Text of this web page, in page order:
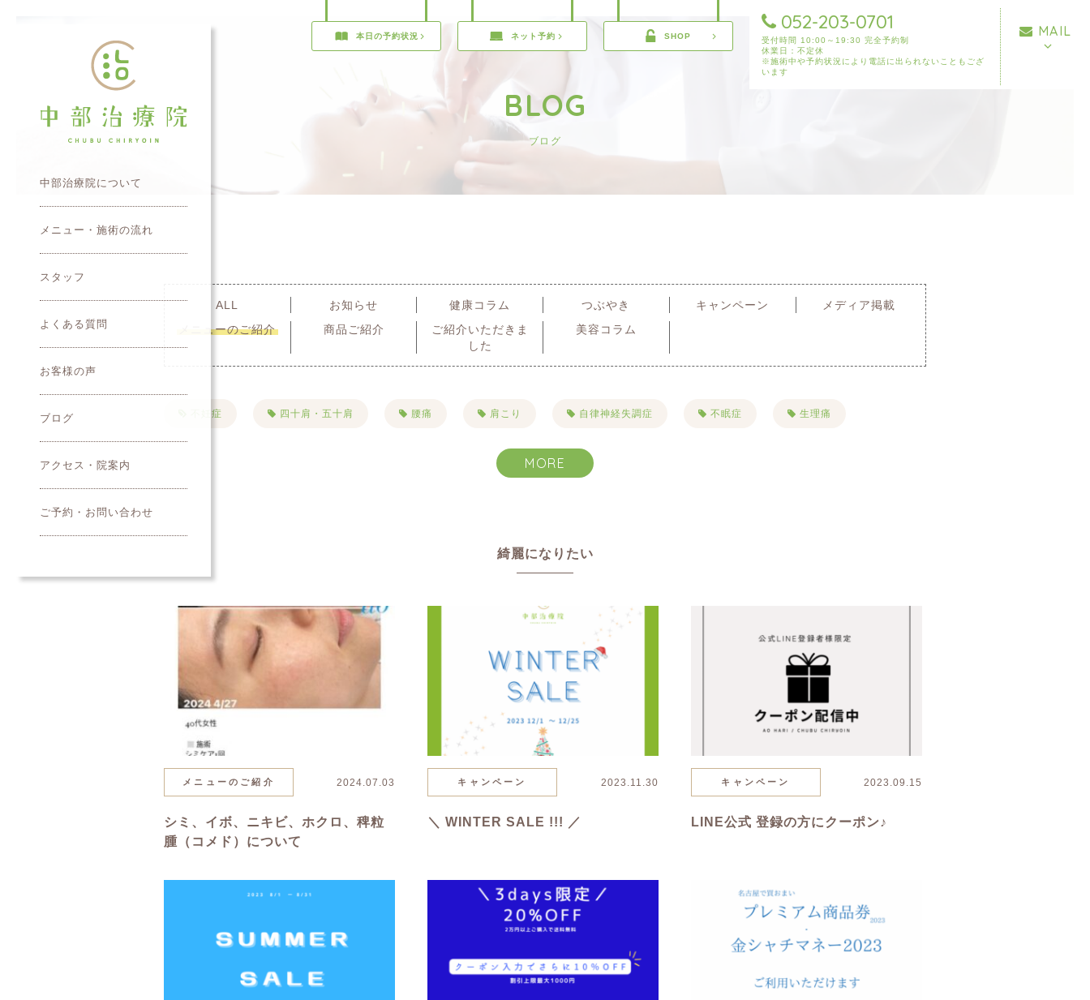
本日の予約状況 ネット予約 SHOP
052-203-0701
受付時間 10:00～19:30 完全予約制
休業日：不定休
※施術中や予約状況により電話に出られないこともござ
います
MAIL
BLOG
ブログ
中部治療院について
メニュー・施術の流れ
スタッフ
よくある質問
お客様の声
ブログ
アクセス・院案内
ご予約・お問い合わせ
ALL お知らせ 健康コラム つぶやき キャンペーン
メディア掲載
メニューのご紹介
商品ご紹介
ご紹介いただきま
した
美容コラム
不妊症 四十肩・五十肩 腰痛 肩こり 自律神経失調症 不眠症 生理痛
目まい・耳鳴り・難聴
むくみ 美容
キャンペーン お知らせ
MORE
綺麗になりたい
メニューのご紹介 2024.07.03
シミ、イボ、ニキビ、ホクロ、稗粒
腫（コメド）について
キャンペーン 2023.11.30
＼ WINTER SALE !!! ／
キャンペーン 2023.09.15
LINE公式 登録の方にクーポン♪